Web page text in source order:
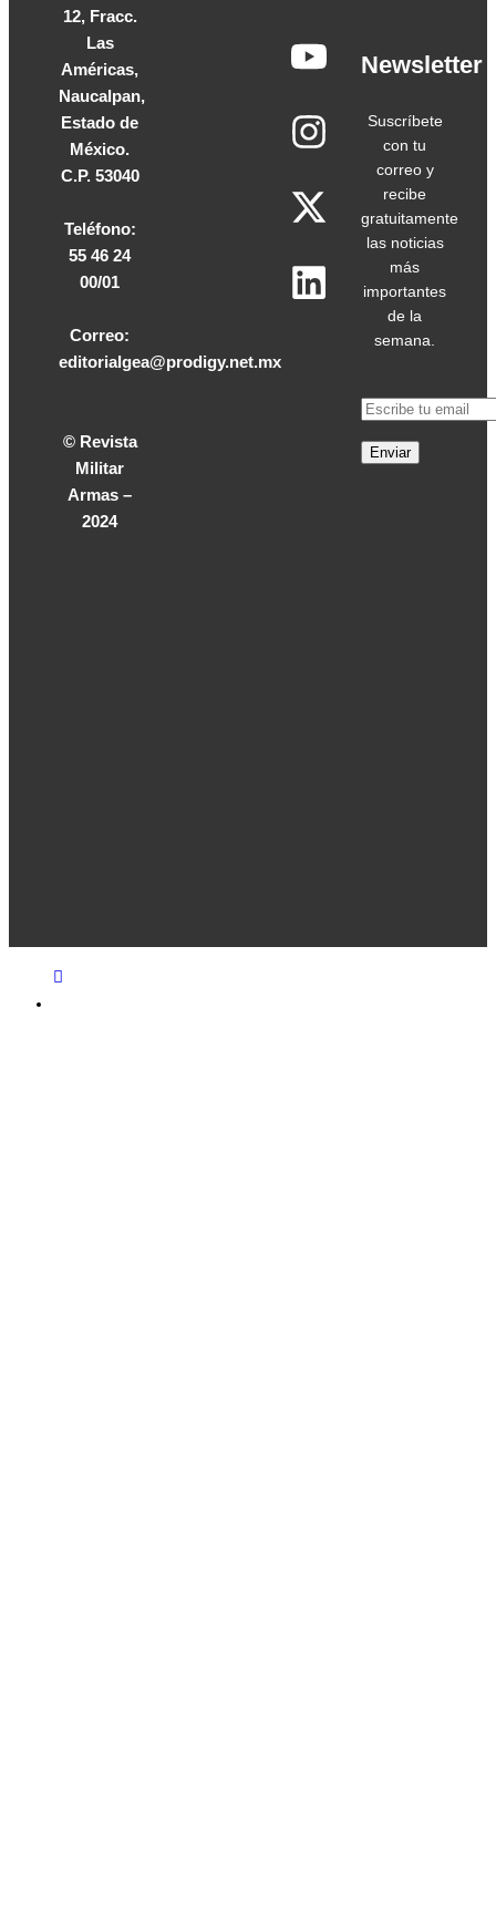
12, Fracc.
Las
Américas,
Naucalpan,
Estado de
México.
C.P. 53040
Teléfono:
55 46 24
00/01
Correo:
editorialgea@prodigy.net.mx
© Revista
Militar
Armas –
2024
Fuerzas
Fuerzas
Armadas
los
Expertos
Voz
de
Expertos
Infraestructura
Multimedia
Newsletter
Suscríbete
con tu
correo y
recibe
gratuitamente
las noticias
más
importantes
de la
semana.